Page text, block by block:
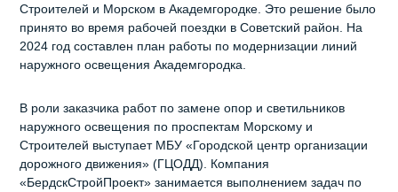
Строителей и Морском в Академгородке. Это решение было
принято во время рабочей поездки в Советский район. На
2024 год составлен план работы по модернизации линий
наружного освещения Академгородка.
В роли заказчика работ по замене опор и светильников
наружного освещения по проспектам Морскому и
Строителей выступает МБУ «Городской центр организации
дорожного движения» (ГЦОДД). Компания
«БердскСтройПроект» занимается выполнением задач по